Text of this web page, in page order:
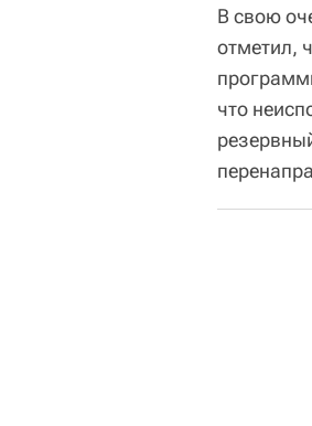
В свою
отметил,
что